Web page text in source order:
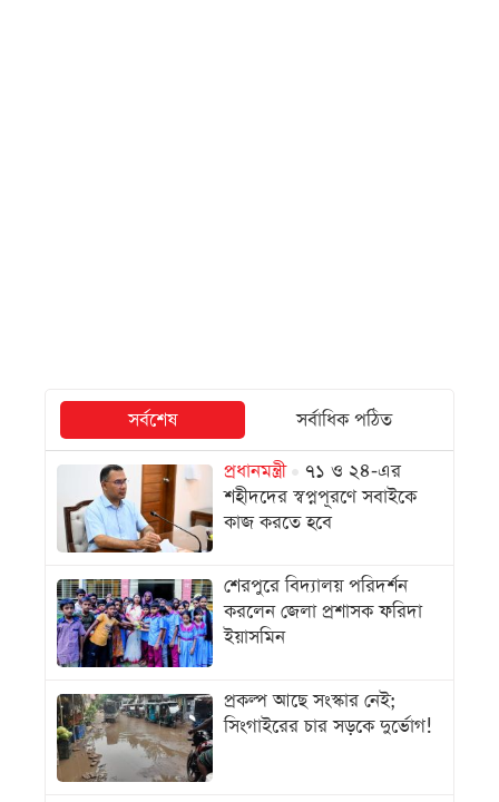
সর্বশেষ
সর্বাধিক পঠিত
প্রধানমন্ত্রী
৭১ ও ২৪-এর
শহীদদের স্বপ্নপূরণে সবাইকে
কাজ করতে হবে
শেরপুরে বিদ্যালয় পরিদর্শন
করলেন জেলা প্রশাসক ফরিদা
ইয়াসমিন
প্রকল্প আছে সংস্কার নেই;
সিংগাইরের চার সড়কে দুর্ভোগ!